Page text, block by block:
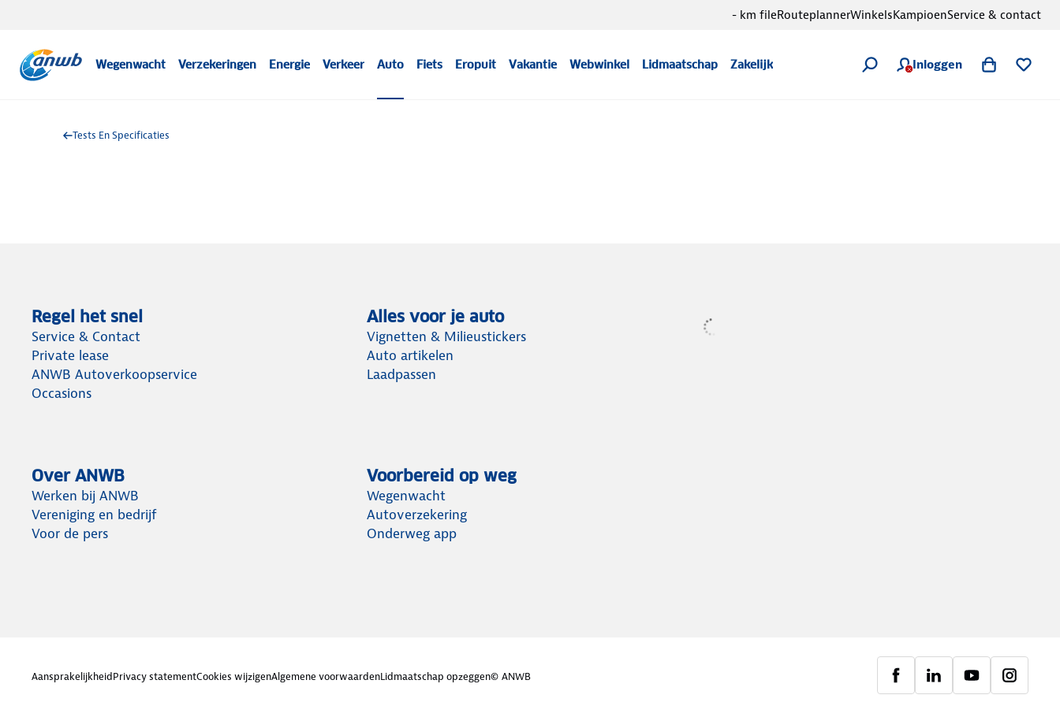
Wegenwacht Verzekeringen Energie Verkeer Auto Fiets Eropuit Vakantie Webwinkel Lidmaatschap Zakelijk Inloggen
- km fileRouteplannerWinkelsKampioenService & contact
Tests En Specificaties
Regel het snel
Service & Contact
Private lease
ANWB Autoverkoopservice
Occasions
Alles voor je auto
Vignetten & Milieustickers
Auto artikelen
Laadpassen
Over ANWB
Werken bij ANWB
Vereniging en bedrijf
Voor de pers
Voorbereid op weg
Wegenwacht
Autoverzekering
Onderweg app
AansprakelijkheidPrivacy statementCookies wijzigenAlgemene voorwaardenLidmaatschap opzeggen© ANWB